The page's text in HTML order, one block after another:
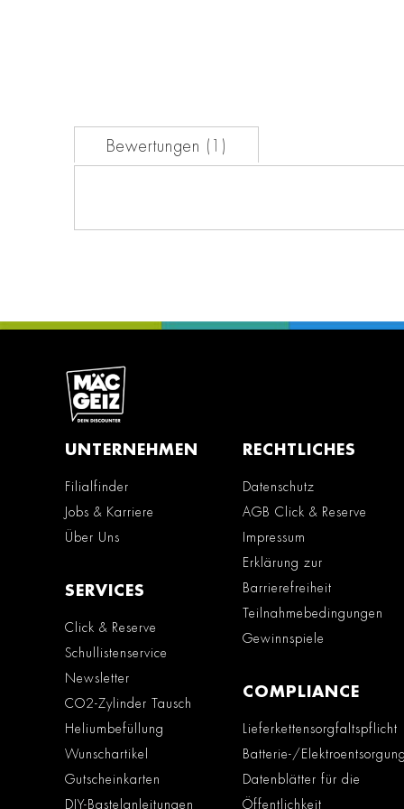
Bewertungen
UNTERNEHMEN
Filialfinder
Jobs & Karriere
Über Uns
SERVICES
Click & Reserve
Schullistenservice
Newsletter
CO2-Zylinder Tausch
Heliumbefüllung
Wunschartikel
Gutscheinkarten
DIY-Bastelanleitungen
RECHTLICHES
Datenschutz
AGB Click & Reserve
Impressum
Erklärung zur
Barrierefreiheit
Teilnahmebedingungen
Gewinnspiele
COMPLIANCE
Lieferkettensorgfaltspflicht
Batterie-/Elektroentsorgung
Datenblätter für die
Öffentlichkeit